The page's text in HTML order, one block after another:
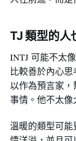
TJ 類型的人
INTJ 可能不太
比較善於內心
以作為預言家
事情。他不太像
溫暖的類型可